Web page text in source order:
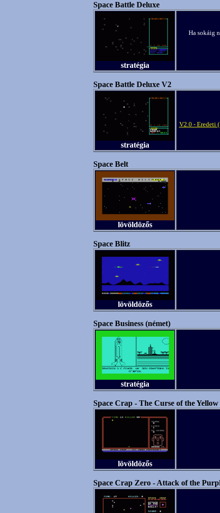
Space Battle Deluxe
stratégia
Ha sokáig
Space Battle Deluxe V2
stratégia
V2.0 - Eredeti
Space Belt
lövöldözős
Space Blitz
lövöldözős
Space Business (német)
stratégia
Space Crap - The Curse of the
lövöldözős
Space Crap Zero - Attack of the